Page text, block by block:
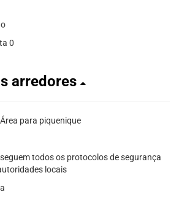
0
arredores
para piquenique
todos os protocolos de segurança
locais